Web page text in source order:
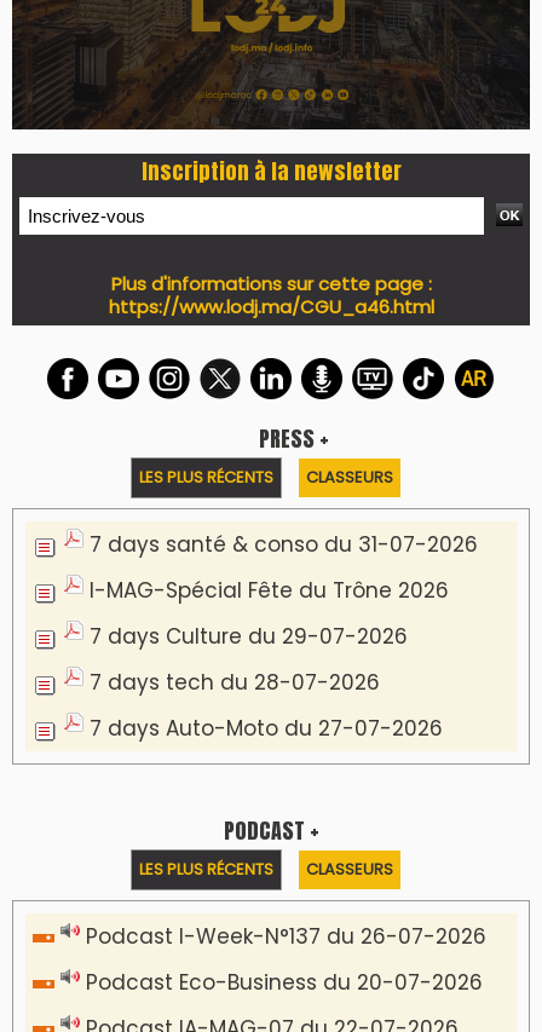
Inscription à la newsletter
Plus d'informations sur cette page :
https://www.lodj.ma/CGU_a46.html
PRESS +
LES PLUS RÉCENTS CLASSEURS
7 days santé & conso du 31-07-2026
I-MAG-Spécial Fête du Trône 2026
7 days Culture du 29-07-2026
7 days tech du 28-07-2026
7 days Auto-Moto du 27-07-2026
PODCAST +
LES PLUS RÉCENTS CLASSEURS
Podcast I-Week-N°137 du 26-07-2026
Podcast Eco-Business du 20-07-2026